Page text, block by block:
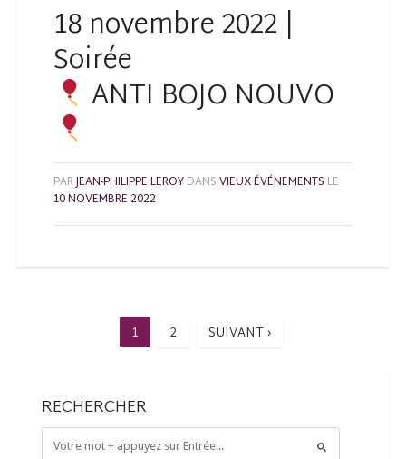
18 novembre 2022 |
Soirée
ANTI BOJO NOUVO
PARJEAN-PHILIPPE LEROYDANSVIEUX ÉVÉNEMENTS LE
10 NOVEMBRE 2022
1 2 SUIVANT ›
RECHERCHER